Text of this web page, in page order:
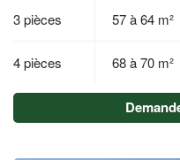
3 pièces 57 à 64 m²
4 pièces 68 à 70 m²